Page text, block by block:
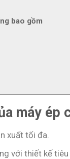
bao gồm
máy ép
xuất tối đa.
với thiết kế tiêu